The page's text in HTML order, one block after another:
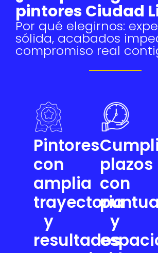
pintores Ciudad
Por qué elegirnos:
sólida, acabados
compromiso real
Pintores
con
amplia
trayectoria
y
resultados
plazos
con
y